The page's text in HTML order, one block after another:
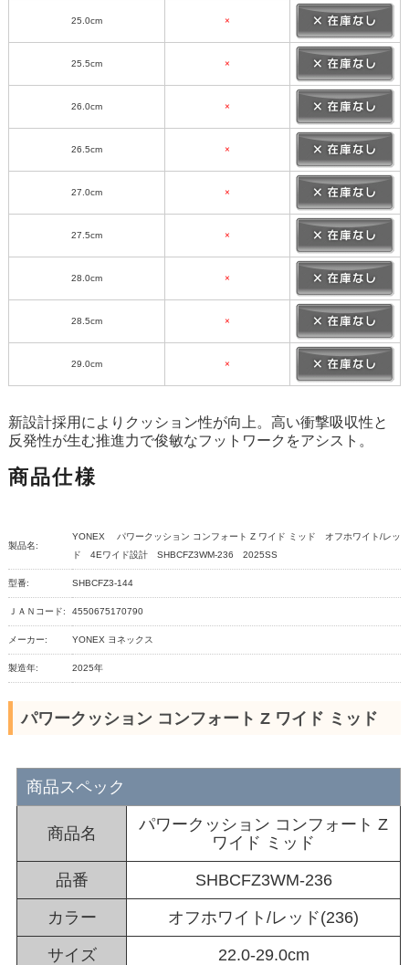
25.0cm ×
25.5cm ×
26.0cm ×
26.5cm ×
27.0cm ×
27.5cm ×
28.0cm ×
28.5cm ×
29.0cm ×
新設計採用によりクッション性が向上。高い衝撃吸収性と
反発性が生む推進力で俊敏なフットワークをアシスト。
商品仕様
製品名:
YONEX パワークッション コンフォート Z ワイド ミッド オフホワイト/レッ
ド 4Eワイド設計 SHBCFZ3WM-236 2025SS
型番: SHBCFZ3-144
ＪＡＮコード: 4550675170790
メーカー: YONEX ヨネックス
製造年: 2025年
パワークッション コンフォート Z ワイド ミッド
商品スペック
商品名
パワークッション コンフォート Z
ワイド ミッド
品番 SHBCFZ3WM-236
カラー オフホワイト/レッド(236)
サイズ 22.0-29.0cm